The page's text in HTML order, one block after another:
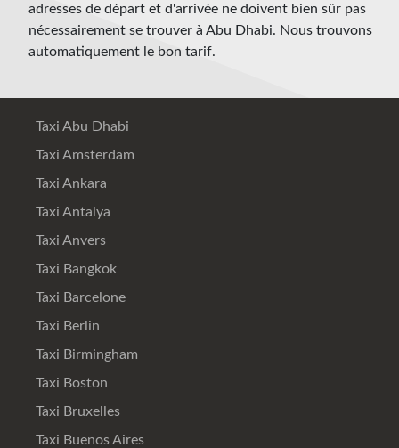
adresses de départ et d'arrivée ne doivent bien sûr pas
nécessairement se trouver à Abu Dhabi. Nous trouvons
automatiquement le bon tarif.
Taxi Abu Dhabi
Taxi Amsterdam
Taxi Ankara
Taxi Antalya
Taxi Anvers
Taxi Bangkok
Taxi Barcelone
Taxi Berlin
Taxi Birmingham
Taxi Boston
Taxi Bruxelles
Taxi Buenos Aires